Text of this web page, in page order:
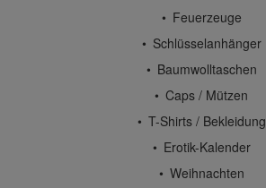
Feuerzeuge
Schlüsselanhänger
Baumwolltaschen
Caps / Mützen
T-Shirts / Bekleidung
Erotik-Kalender
Weihnachten